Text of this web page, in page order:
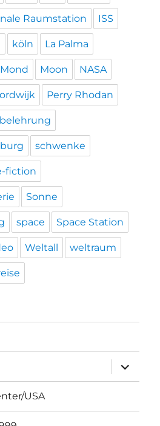
Raumstation ISS
köln La Palma
Mond Moon NASA
Perry Rhodan
schwenke
fiction
Sonne
space Space Station
Weltall weltraum
öffnen
USA